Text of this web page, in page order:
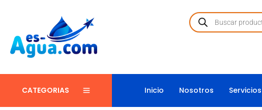
CATEGORIAS Inicio Nosotros Servicios